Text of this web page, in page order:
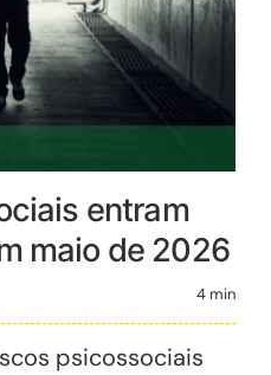
entram
maio de 2026
4 min
psicossociais